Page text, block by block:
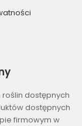
dostępnych
dostępnych
firmowym w